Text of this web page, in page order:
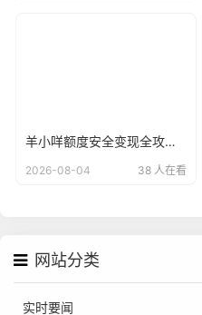
羊小咩额度安全变现全攻略：2026年最新5种回收模式新变革，合规与征信双保障
2026-08-04 38 人在看
网站分类
实时要闻